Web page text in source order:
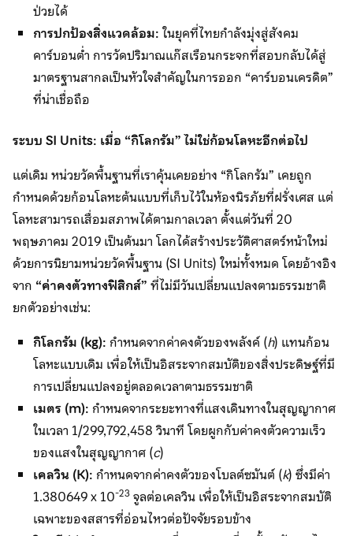
ป่วยได้
การปกป้องสิ่งแวดล้อม:ในยุคที่ไทยกำลังมุ่งสู่สังคม
คาร์บอนต่ำ การวัดปริมาณแก๊สเรือนกระจกที่สอบกลับได้สู่
มาตรฐานสากลเป็นหัวใจสำคัญในการออก “คาร์บอนเครดิต”
ที่น่าเชื่อถือ
ระบบSI Units: เมื่อ “กิโลกรัม” ไม่ใช่ก้อนโลหะอีกต่อไป
แต่เดิม หน่วยวัดพื้นฐานที่เราคุ้นเคยอย่าง “กิโลกรัม” เคยถูก
กำหนดด้วยก้อนโลหะต้นแบบที่เก็บไว้ในห้องนิรภัยที่ฝรั่งเศส แต่
โลหะสามารถเสื่อมสภาพได้ตามกาลเวลา ตั้งแต่วันที่ 20
พฤษภาคม 2019 เป็นต้นมา โลกได้สร้างประวัติศาสตร์หน้าใหม่
ด้วยการนิยามหน่วยวัดพื้นฐาน (SI Units) ใหม่ทั้งหมด โดยอ้างอิง
จาก “ค่าคงตัวทางฟิสิกส์”ที่ไม่มีวันเปลี่ยนแปลงตามธรรมชาติ
ยกตัวอย่างเช่น:
กิโลกรัม (kg): กำหนดจากค่าคงตัวของพลังค์ (h) แทนก้อน
โลหะแบบเดิม เพื่อให้เป็นอิสระจากสมบัติของสิ่งประดิษฐ์ที่มี
การเปลี่ยนแปลงอยู่ตลอดเวลาตามธรรมชาติ
เมตร (m): กำหนดจากระยะทางที่แสงเดินทางในสุญญากาศ
ในเวลา 1/299,792,458 วินาที โดยผูกกับค่าคงตัวความเร็ว
ของแสงในสุญญากาศ (c)
เคลวิน (K): กำหนดจากค่าคงตัวของโบลต์ซมันต์ (k) ซึ่งมีค่า
1.380649 x 10-23จูลต่อเคลวิน เพื่อให้เป็นอิสระจากสมบัติ
เฉพาะของสสารที่อ่อนไหวต่อปัจจัยรอบข้าง